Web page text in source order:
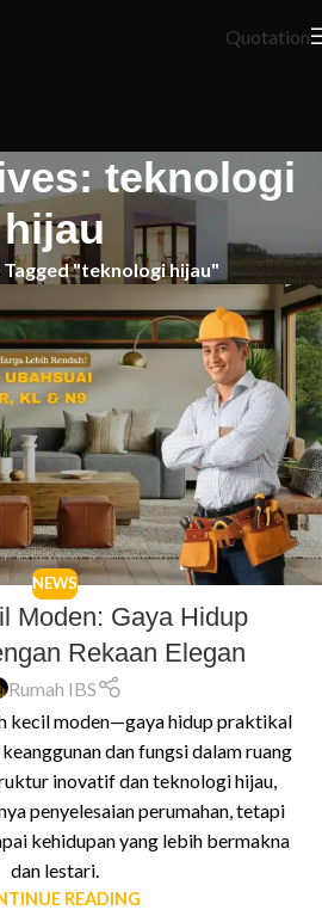
Quotation
teknologi
hijau
Tagged "teknologi hijau"
NEWS
Moden: Gaya Hidup
Rekaan Elegan
Rumah IBS
kecil moden—gaya hidup praktikal
dan fungsi dalam ruang
inovatif dan teknologi hijau,
penyelesaian perumahan, tetapi
kehidupan yang lebih bermakna
dan lestari.
READING